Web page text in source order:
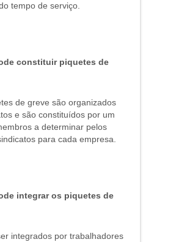
tempo de serviço.
constituir piquetes de
de greve são organizados
e são constituídos por um
a determinar pelos
para cada empresa.
integrar os piquetes de
integrados por trabalhadores